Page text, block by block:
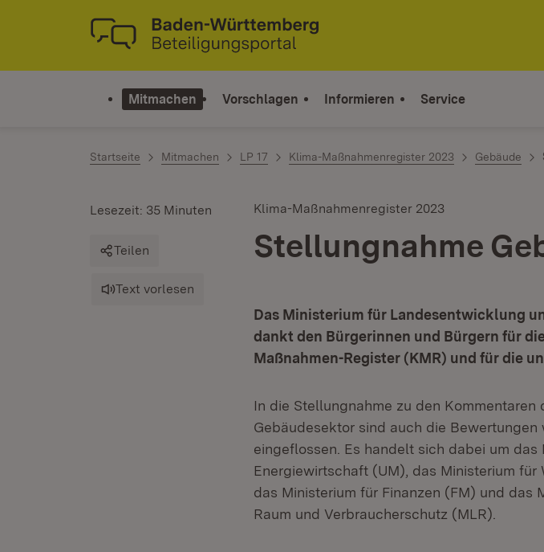
Zum Inhalt springen
Link zur Startseite
Mitmachen Vorschlagen Informieren Service
Startseite Mitmachen LP 17 Klima-Maßnahmenregister 2023 Gebäude
Klima-Maßnahmenregister 2023
Stellungnahme
Lesezeit: 35 Minuten
Teilen
Text vorlesen
Das Ministerium für Landesentwicklung
dankt den Bürgerinnen und Bürgern für
Maßnahmen-Register (KMR) und für die
In die Stellungnahme zu den
Gebäudesektor sind auch die
eingeflossen. Es handelt sich dabei um
Energiewirtschaft (UM), das Ministerium für
das Ministerium für Finanzen (FM) und das
Raum und Verbraucherschutz (MLR).